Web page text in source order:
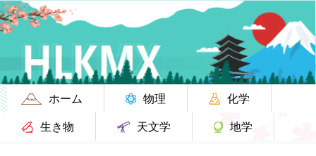
ホーム 物理
化学
生き物
天文学 地学